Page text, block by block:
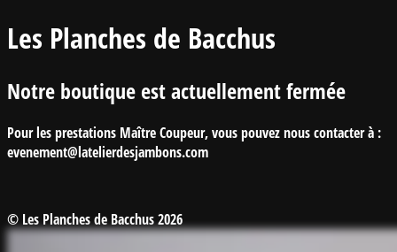
Les Planches de Bacchus
Notre boutique est actuellement fermée
Pour les prestations Maître Coupeur, vous pouvez nous contacter à :
evenement@latelierdesjambons.com
© Les Planches de Bacchus 2026